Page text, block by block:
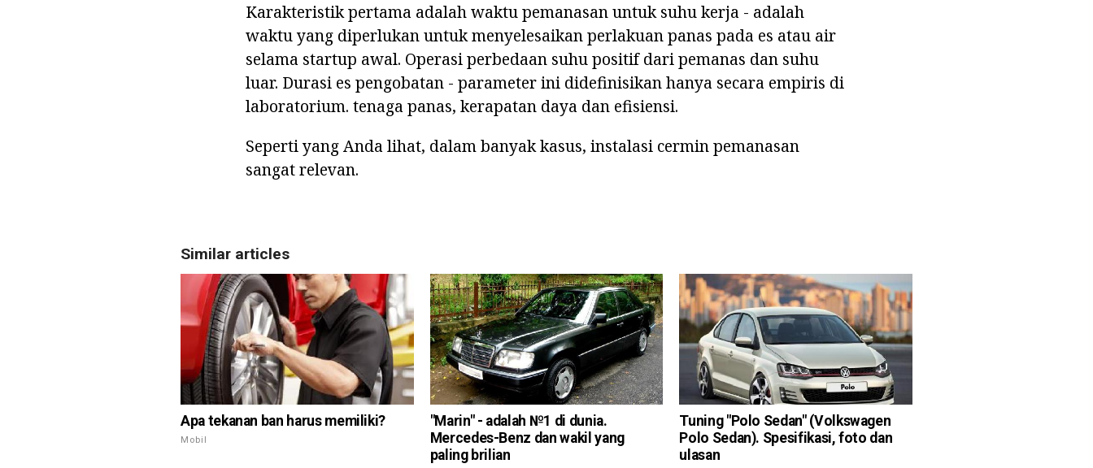
Karakteristik pertama adalah waktu pemanasan untuk suhu kerja - adalah
waktu yang diperlukan untuk menyelesaikan perlakuan panas pada es atau air
selama startup awal. Operasi perbedaan suhu positif dari pemanas dan suhu
luar. Durasi es pengobatan - parameter ini didefinisikan hanya secara empiris di
laboratorium. tenaga panas, kerapatan daya dan efisiensi.
Seperti yang Anda lihat, dalam banyak kasus, instalasi cermin pemanasan
sangat relevan.
Similar articles
Apa tekanan ban harus memiliki?
Mobil
"Marin" - adalah №1 di dunia.
Mercedes-Benz dan wakil yang
paling brilian
Tuning "Polo Sedan" (Volkswagen
Polo Sedan). Spesifikasi, foto dan
ulasan